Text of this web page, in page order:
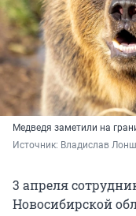
Медведя заметили на
Источник: Владислав
3 апреля
Новосибирской